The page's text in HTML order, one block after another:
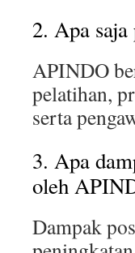
2. Apa
APINDO
pelatihan,
serta
3. Apa
oleh
Dampak